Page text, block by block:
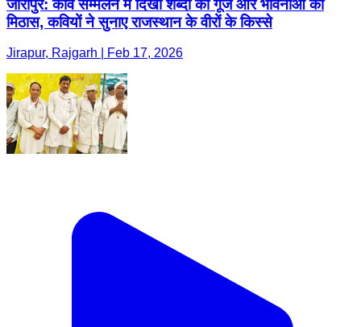
जीरापुर: कवि सम्मेलन में दिखी शब्दों की गूंज और भावनाओं की
मिठास, कवियों ने सुनाए राजस्थान के वीरों के किस्से
Jirapur, Rajgarh | Feb 17, 2026